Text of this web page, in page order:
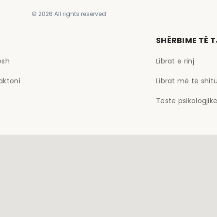
© 2026 All rights reserved
SHËRBIME TË
Librat e rinj
Librat më të
Teste psikologjikë